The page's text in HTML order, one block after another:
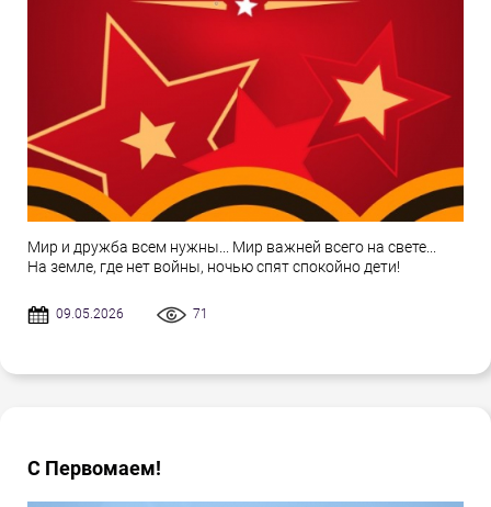
Мир и дружба всем нужны... Мир важней всего на свете...
На земле, где нет войны, ночью спят спокойно дети!
09.05.2026 71
С Первомаем!